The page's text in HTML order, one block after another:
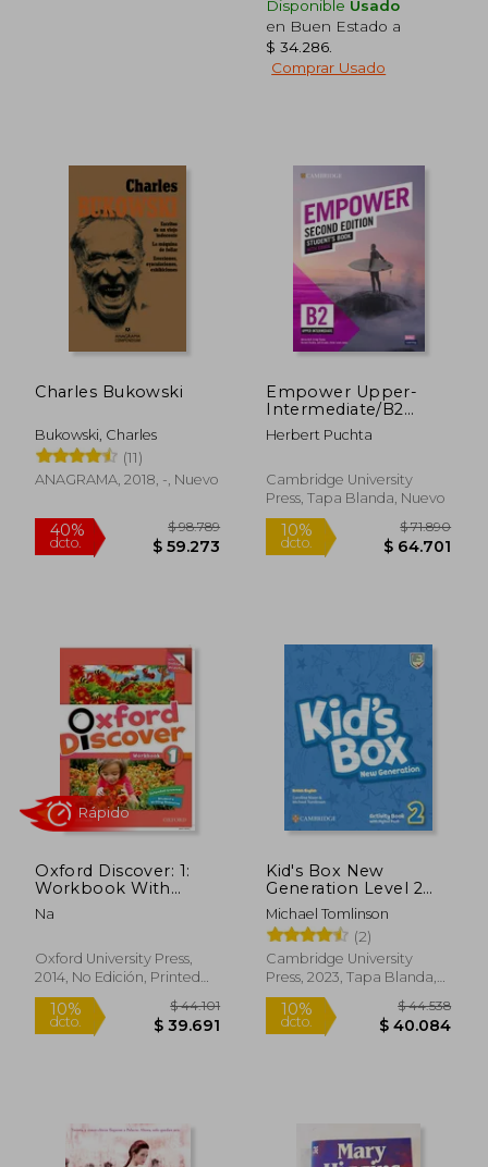
$ 40.061 $
10%
dcto.
$ 26.199
$ 23.579
Rápido
dcto.
Disponible Usado
en Buen Estado a
$ 34.286
Comprar Usado
Charles Bukowski
Bukowski, Charles
(11)
ANAGRAMA, 2018, -, Nuevo
Empower Upper-
Intermediate/B2
Student's Book with
eBook [With eBook]
Herbert Puchta
Cambridge University
Press, Tapa Blanda, Nuevo
Oxford Discover: 1:
Workbook With
Online Practice (en
Inglés)
Na
Oxford University Press,
2014, No Edición, Printed
Access Code, Nuevo
Kid's Box New
Generation Level 2
Activity Book with
Digital Pack British
English (en Inglés)
Michael Tomlinson
(2)
Cambridge University
Press, 2023, Tapa Blanda,
Nuevo